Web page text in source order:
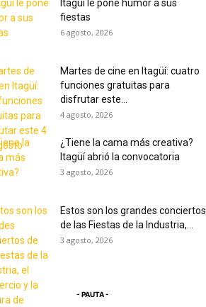
Itagüí le pone humor a sus
fiestas
6 agosto, 2026
Martes de cine en Itagüí: cuatro
funciones gratuitas para
disfrutar este...
4 agosto, 2026
¿Tiene la cama más creativa?
Itagüí abrió la convocatoria
3 agosto, 2026
Estos son los grandes conciertos
de las Fiestas de la Industria,...
3 agosto, 2026
- PAUTA -